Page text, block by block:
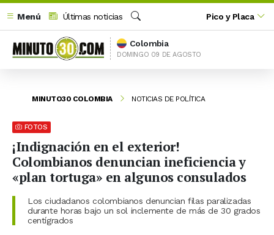
Menú
Últimas noticias
Buscar
Pico y Placa
Colombia
DOMINGO 09 DE AGOSTO
MINUTO30 COLOMBIA NOTICIAS DE POLÍTICA
FOTOS
¡Indignación en el exterior!
Colombianos denuncian ineficiencia y
«plan tortuga» en algunos consulados
Los ciudadanos colombianos denuncian filas paralizadas
durante horas bajo un sol inclemente de más de 30 grados
centígrados